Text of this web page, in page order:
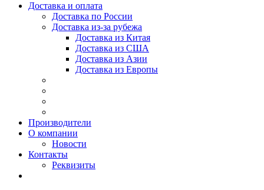
Доставка и оплата
Доставка по России
Доставка из-за рубежа
Доставка из Китая
Доставка из США
Доставка из Азии
Доставка из Европы
Производители
О компании
Новости
Контакты
Реквизиты